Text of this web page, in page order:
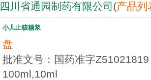
四川省通园制药有限公司 (产品列
小儿止咳糖浆
盘
批准文号：国药准字
100ml,10ml